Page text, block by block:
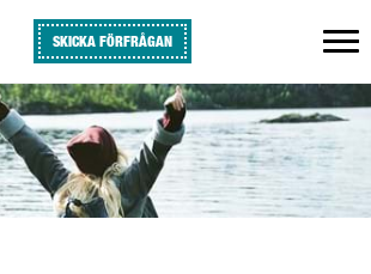
SKICKA FÖRFRÅGAN